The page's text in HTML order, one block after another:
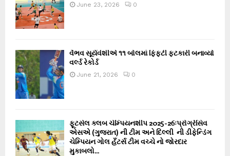
June 23, 2026 0
વૈભવ સૂર્યવંશીએ ૧૧ બોલમાં ફિફ્ટી ફટકારી બનાવ્યો
વર્લ્ડ રેકોર્ડ
June 21, 2026 0
ફૂટસેલ ક્લબ ચેમ્પિયનશીપ 2025-26ઃપ્રોગ્રેસિવ
એસએ (ગુજરાત) ની ટીમ અને દિલ્લી ની ડીફેન્ડિંગ
ચેમ્પિયન ગોલ હઁટર્સ ટીમ વચ્ચે નો જોરદાર
મુકાબલો...